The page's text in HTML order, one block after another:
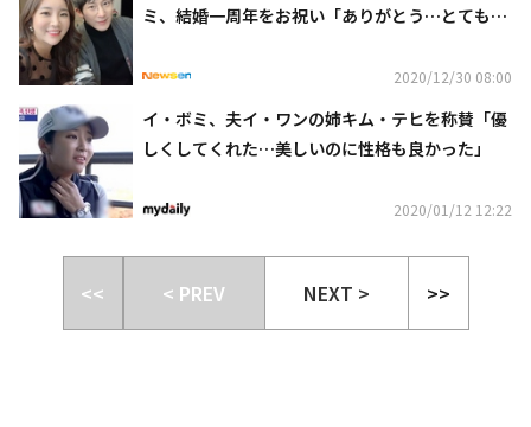
ミ、結婚一周年をお祝い「ありがとう…とても幸
2020/12/30 08:00
イ・ボミ、夫イ・ワンの姉キム・テヒを称賛「優
しくしてくれた…美しいのに性格も良かった」
2020/01/12 12:22
<< < PREV NEXT > >>